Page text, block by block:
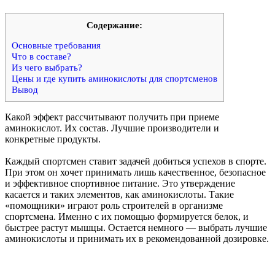
Cодержание:
Основные требования
Что в составе?
Из чего выбрать?
Цены и где купить аминокислоты для спортсменов
Вывод
Какой эффект рассчитывают получить при приеме
аминокислот. Их состав. Лучшие производители и
конкретные продукты.
Каждый спортсмен ставит задачей добиться успехов в спорте.
При этом он хочет принимать лишь качественное, безопасное
и эффективное спортивное питание. Это утверждение
касается и таких элементов, как аминокислоты. Такие
«помощники» играют роль строителей в организме
спортсмена. Именно с их помощью формируется белок, и
быстрее растут мышцы. Остается немного — выбрать лучшие
аминокислоты и принимать их в рекомендованной дозировке.